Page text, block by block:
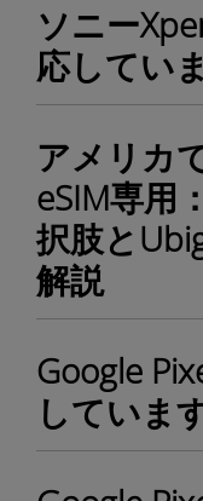
ソニー
応してい
アメリカ
eSIM専用
択肢と
解説
Google
していま